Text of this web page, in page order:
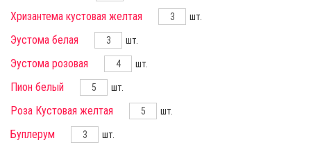
Хризантема кустовая желтая шт.
Эустома белая шт.
Эустома розовая шт.
Пион белый шт.
Роза Кустовая желтая шт.
Буплерум шт.